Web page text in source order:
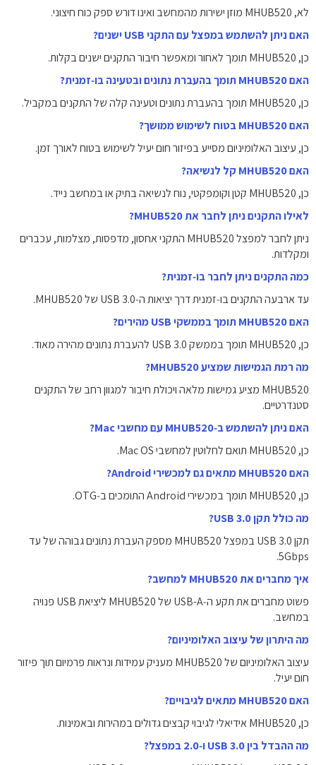
לא, MHUB520 מוזן ישירות מהמחשב ואינו דורש ספק כוח חיצוני.
האם ניתן להשתמש במפצל עם התקני USB ישנים?
כן, MHUB520 תומך לאחור ומאפשר חיבור התקנים ישנים בקלות.
האם MHUB520 תומך בהעברת נתונים ובטעינה בו‑זמנית?
כן, MHUB520 תומך בהעברת נתונים וטעינה קלה של התקנים במקביל.
האם MHUB520 בטוח לשימוש ממושך?
כן, עיצוב האלומיניום מסייע בפיזור חום יעיל לשימוש בטוח לאורך זמן.
האם MHUB520 קל לנשיאה?
כן, MHUB520 קטן וקומפקטי, נוח לנשיאה בתיק או במחשב נייד.
לאילו התקנים ניתן לחבר את MHUB520?
ניתן לחבר למפצל MHUB520 התקני אחסון, מדפסות, מצלמות, עכברים
ומקלדות.
כמה התקנים ניתן לחבר בו‑זמנית?
עד ארבעה התקנים בו‑זמנית דרך יציאות ה‑USB 3.0 של MHUB520.
האם MHUB520 תומך בממשקי USB מהירים?
כן, MHUB520 תומך בממשק USB 3.0 להעברת נתונים מהירה מאוד.
מה רמת הגמישות שמציע MHUB520?
MHUB520 מציע גמישות מלאה ויכולת חיבור למגוון רחב של התקנים
סטנדרטיים.
האם ניתן להשתמש ב‑MHUB520 עם מחשבי Mac?
כן, MHUB520 תואם לחלוטין למחשבי Mac OS.
האם MHUB520 מתאים גם למכשירי Android?
כן, MHUB520 תומך במכשירי Android התומכים ב‑OTG.
מה כולל תקן USB 3.0?
תקן USB 3.0 במפצל MHUB520 מספק העברת נתונים גבוהה של עד
5Gbps.
איך מחברים את MHUB520 למחשב?
פשוט מחברים את תקע ה‑USB-A של MHUB520 ליציאת USB פנויה
במחשב.
מה היתרון של עיצוב האלומיניום?
עיצוב האלומיניום של MHUB520 מעניק עמידות ונראות פרמיום תוך פיזור
חום יעיל.
האם MHUB520 מתאים לגיבויים?
כן, MHUB520 אידיאלי לגיבוי קבצים גדולים במהירות ובאמינות.
מה ההבדל בין USB 3.0 ו‑2.0 במפצל?